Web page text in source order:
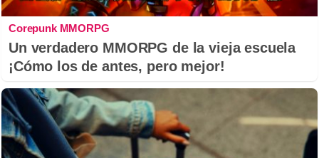
Corepunk MMORPG
Un verdadero MMORPG de la vieja escuela
¡Cómo los de antes, pero mejor!